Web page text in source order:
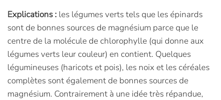
Explications : les légumes verts tels que les épinards
sont de bonnes sources de magnésium parce que le
centre de la molécule de chlorophylle (qui donne aux
légumes verts leur couleur) en contient. Quelques
légumineuses (haricots et pois), les noix et les céréales
complètes sont également de bonnes sources de
magnésium. Contrairement à une idée très répandue,